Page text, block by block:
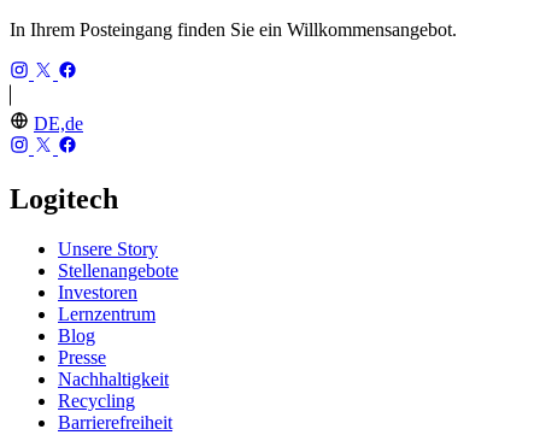
In Ihrem Posteingang finden Sie ein Willkommensangebot.
DE,de
Logitech
Unsere Story
Stellenangebote
Investoren
Lernzentrum
Blog
Presse
Nachhaltigkeit
Recycling
Barrierefreiheit